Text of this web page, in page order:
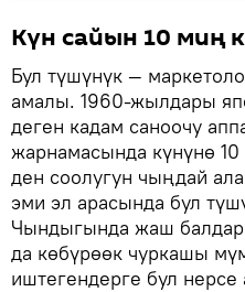
Күн сайын 10 миң
Бул түшүнүк —
амалы. 1960-жылдары
деген кадам саноочу
жарнамасында күнүнө
ден соолугун чыңдай
эми эл арасында бул
Чындыгында жаш балдар
да көбүрөөк чуркашы
иштегендерге бул